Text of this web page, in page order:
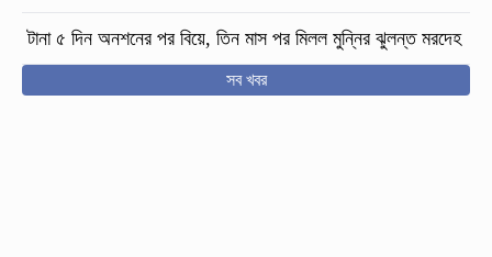
টানা ৫ দিন অনশনের পর বিয়ে, তিন মাস পর মিলল মুন্নির ঝুলন্ত মরদেহ
সব খবর